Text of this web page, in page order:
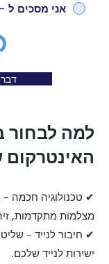
אני מסכים ל -
למה לבחור
האינטרקום
✔ טכנולוגיה חכמה
מצלמות מתקדמות,
✔ חיבור לנייד –
ישירות לנייד שלכם.